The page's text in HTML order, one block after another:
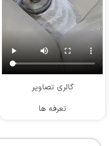
گالری تصاویر
تعرفه ها